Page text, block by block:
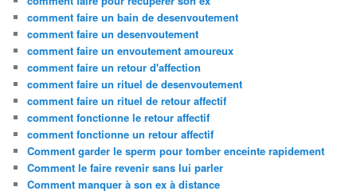
comment faire un bain de desenvoutement
comment faire un desenvoutement
comment faire un envoutement amoureux
comment faire un retour d'affection
comment faire un rituel de desenvoutement
comment faire un rituel de retour affectif
comment fonctionne le retour affectif
comment fonctionne un retour affectif
Comment garder le sperm pour tomber enceinte rapidement
Comment le faire revenir sans lui parler
Comment manquer à son ex à distance